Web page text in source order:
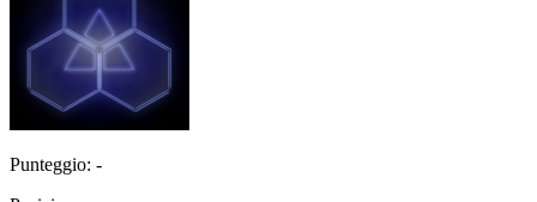
Punteggio: -